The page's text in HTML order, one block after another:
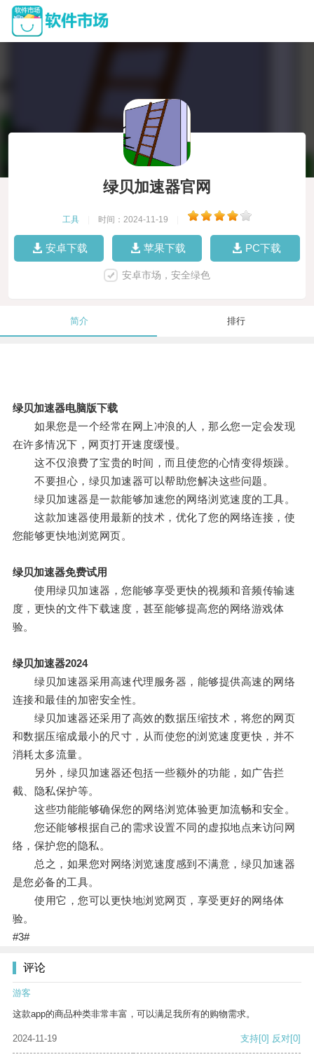
绿贝加速器官网
工具 时间：2024-11-19
安卓下载 苹果下载 PC下载
安卓市场，安全绿色
简介 排行
绿贝加速器电脑版下载
如果您是一个经常在网上冲浪的人，那么您一定会发现
在许多情况下，网页打开速度缓慢。
这不仅浪费了宝贵的时间，而且使您的心情变得烦躁。
不要担心，绿贝加速器可以帮助您解决这些问题。
绿贝加速器是一款能够加速您的网络浏览速度的工具。
这款加速器使用最新的技术，优化了您的网络连接，使
您能够更快地浏览网页。
绿贝加速器免费试用
使用绿贝加速器，您能够享受更快的视频和音频传输速
度，更快的文件下载速度，甚至能够提高您的网络游戏体
验。
绿贝加速器2024
绿贝加速器采用高速代理服务器，能够提供高速的网络
连接和最佳的加密安全性。
绿贝加速器还采用了高效的数据压缩技术，将您的网页
和数据压缩成最小的尺寸，从而使您的浏览速度更快，并不
消耗太多流量。
另外，绿贝加速器还包括一些额外的功能，如广告拦
截、隐私保护等。
这些功能能够确保您的网络浏览体验更加流畅和安全。
您还能够根据自己的需求设置不同的虚拟地点来访问网
络，保护您的隐私。
总之，如果您对网络浏览速度感到不满意，绿贝加速器
是您必备的工具。
使用它，您可以更快地浏览网页，享受更好的网络体
验。
#3#
评论
游客
这款app的商品种类非常丰富，可以满足我所有的购物需求。
2024-11-19 支持[0] 反对[0]